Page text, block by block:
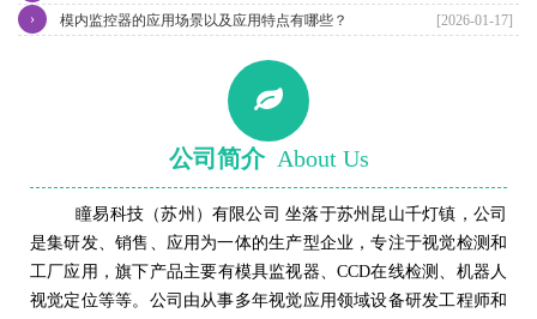
[2026-01-17]
模内监控器的应用场景以及应用特点有哪些？
›
公司简介 About Us
瞳易科技（苏州）有限公司 坐落于苏州昆山千灯镇，公司
是集研发、销售、应用为一体的生产型企业，专注于视觉检测和
工厂应用，旗下产品主要有模具监视器、CCD在线检测、机器人
视觉定位等等。公司由从事多年视觉应用领域设备研发工程师和